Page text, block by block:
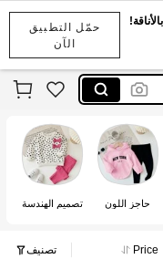
حمّل التطبيق
الآن
حاجز اللون تصميم الهندسة
Price تصنيف